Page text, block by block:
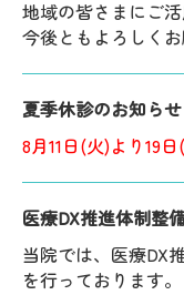
地域の皆さまにご
今後ともよろしくお
夏季休診のお知らせ
8月11日(火)より19
医療DX推進体制整
当院では、医療DX
を行っております。